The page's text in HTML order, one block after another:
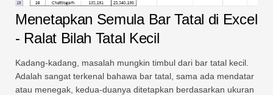
Menetapkan Semula Bar Tatal di Excel
- Ralat Bilah Tatal Kecil
Kadang-kadang, masalah mungkin timbul dari bar tatal kecil.
Adalah sangat terkenal bahawa bar tatal, sama ada mendatar
atau menegak, kedua-duanya ditetapkan berdasarkan ukuran